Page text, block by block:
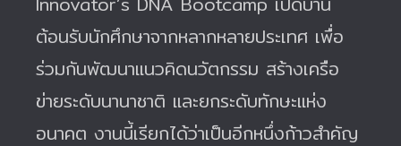
ต้อนรับนักศึกษาจากหลากหลายประเทศ เพื่อ
ร่วมกันพัฒนาแนวคิดนวัตกรรม สร้างเครือ
ข่ายระดับนานาชาติ และยกระดับทักษะแห่ง
อนาคต งานนี้เรียกได้ว่าเป็นอีกหนึ่งก้าวสำคัญ